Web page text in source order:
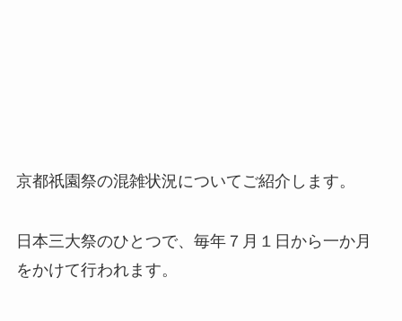
京都祇園祭の混雑状況についてご紹介します。
日本三大祭のひとつで、毎年７月１日から一か月
をかけて行われます。